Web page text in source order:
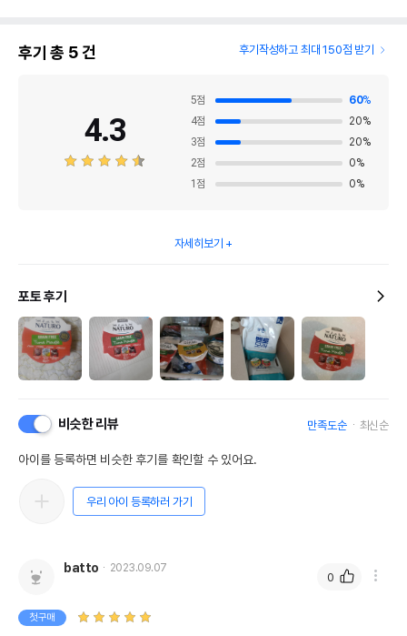
후기 총 5건 후기작성하고 최대 150점 받기
4.3
5점 60%
4점 20%
3점 20%
2점 0%
1 점 0%
자세히보기
포토 후기
비슷한 리뷰 만족도순 최신순
아이를 등록하면 비슷한 후기를 확인할 수 있어요.
우리 아이 등록하러 가기
batto 2023.09.07
첫구매
0